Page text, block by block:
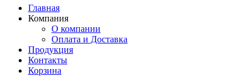
Главная
Компания
О компании
Оплата и Доставка
Продукция
Контакты
Корзина